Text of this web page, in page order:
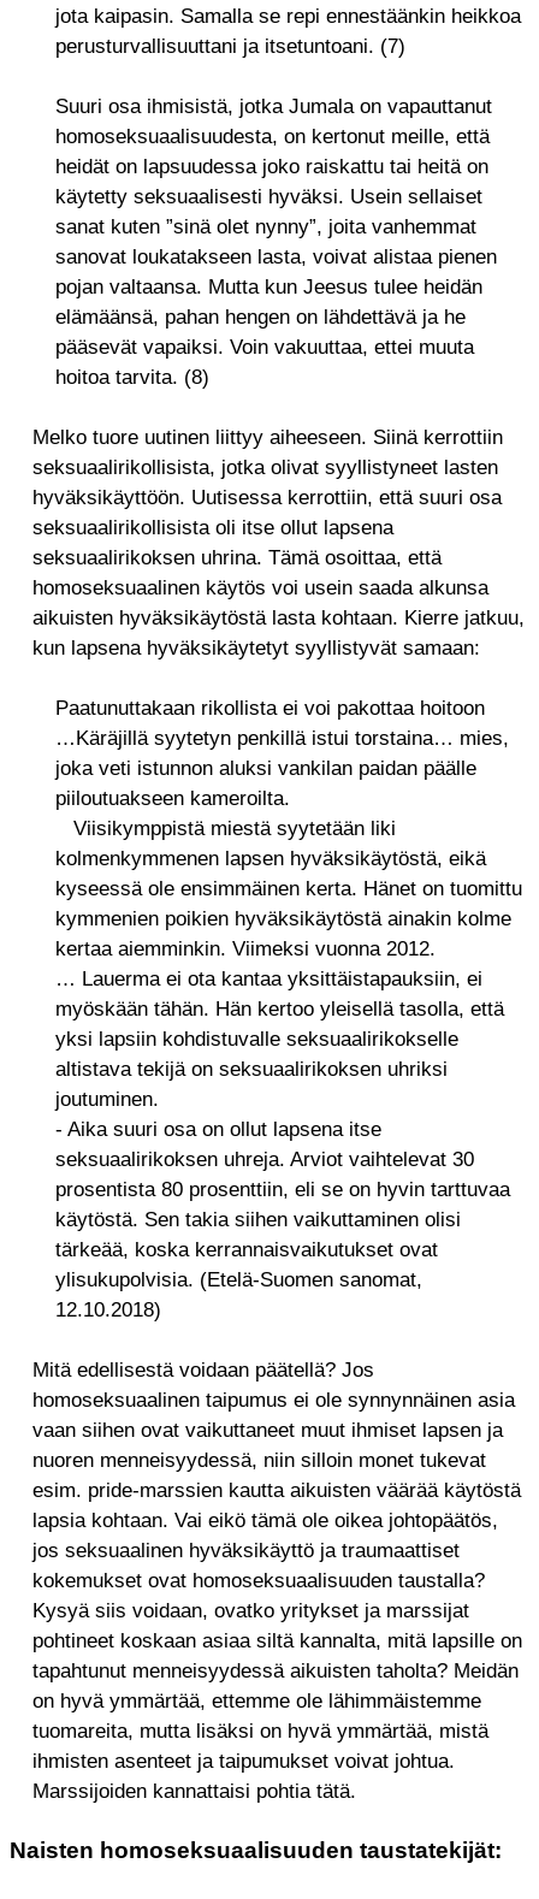
jota kaipasin. Samalla se repi ennestäänkin heikkoa
perusturvallisuuttani ja itsetuntoani. (7)
Suuri osa ihmisistä, jotka Jumala on vapauttanut
homoseksuaalisuudesta, on kertonut meille, että
heidät on lapsuudessa joko raiskattu tai heitä on
käytetty seksuaalisesti hyväksi. Usein sellaiset
sanat kuten ”sinä olet nynny”, joita vanhemmat
sanovat loukatakseen lasta, voivat alistaa pienen
pojan valtaansa. Mutta kun Jeesus tulee heidän
elämäänsä, pahan hengen on lähdettävä ja he
pääsevät vapaiksi. Voin vakuuttaa, ettei muuta
hoitoa tarvita. (8)
Melko tuore uutinen liittyy aiheeseen. Siinä kerrottiin
seksuaalirikollisista, jotka olivat syyllistyneet lasten
hyväksikäyttöön. Uutisessa kerrottiin, että suuri osa
seksuaalirikollisista oli itse ollut lapsena
seksuaalirikoksen uhrina. Tämä osoittaa, että
homoseksuaalinen käytös voi usein saada alkunsa
aikuisten hyväksikäytöstä lasta kohtaan. Kierre jatkuu,
kun lapsena hyväksikäytetyt syyllistyvät samaan:
Paatunuttakaan rikollista ei voi pakottaa hoitoon
…Käräjillä syytetyn penkillä istui torstaina… mies,
joka veti istunnon aluksi vankilan paidan päälle
piiloutuakseen kameroilta.
Viisikymppistä miestä syytetään liki
kolmenkymmenen lapsen hyväksikäytöstä, eikä
kyseessä ole ensimmäinen kerta. Hänet on tuomittu
kymmenien poikien hyväksikäytöstä ainakin kolme
kertaa aiemminkin. Viimeksi vuonna 2012.
… Lauerma ei ota kantaa yksittäistapauksiin, ei
myöskään tähän. Hän kertoo yleisellä tasolla, että
yksi lapsiin kohdistuvalle seksuaalirikokselle
altistava tekijä on seksuaalirikoksen uhriksi
joutuminen.
- Aika suuri osa on ollut lapsena itse
seksuaalirikoksen uhreja. Arviot vaihtelevat 30
prosentista 80 prosenttiin, eli se on hyvin tarttuvaa
käytöstä. Sen takia siihen vaikuttaminen olisi
tärkeää, koska kerrannaisvaikutukset ovat
ylisukupolvisia. (Etelä-Suomen sanomat,
12.10.2018)
Mitä edellisestä voidaan päätellä? Jos
homoseksuaalinen taipumus ei ole synnynnäinen asia
vaan siihen ovat vaikuttaneet muut ihmiset lapsen ja
nuoren menneisyydessä, niin silloin monet tukevat
esim. pride-marssien kautta aikuisten väärää käytöstä
lapsia kohtaan. Vai eikö tämä ole oikea johtopäätös,
jos seksuaalinen hyväksikäyttö ja traumaattiset
kokemukset ovat homoseksuaalisuuden taustalla?
Kysyä siis voidaan, ovatko yritykset ja marssijat
pohtineet koskaan asiaa siltä kannalta, mitä lapsille on
tapahtunut menneisyydessä aikuisten taholta? Meidän
on hyvä ymmärtää, ettemme ole lähimmäistemme
tuomareita, mutta lisäksi on hyvä ymmärtää, mistä
ihmisten asenteet ja taipumukset voivat johtua.
Marssijoiden kannattaisi pohtia tätä.
Naisten homoseksuaalisuuden taustatekijät: